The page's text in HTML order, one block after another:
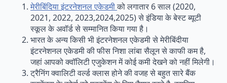
मेरीबिंदिया इंटरनेशनल एकेडमीको लगातार 6 साल (2020,
2021, 2022, 2023,2024,2025) से इंडिया के बेस्ट ब्यूटी
स्कूल के अवॉर्ड से सम्मानित किया गया है।
भारत के अन्य किसी भी इंटरनेशनल एकेडमी से मेरीबिंदीया
इंटरनेशनल एकेडमी की फीस निशा लांबा सैलून से काफी कम है,
जहां आपको क्वॉलिटी एजुकेशन में कोई कमी देखने को नहीं मिलेगी।
ट्रैनिंग क्वालिटी वर्ल्ड क्लास होने की वजह से बहुत सारे बैंक